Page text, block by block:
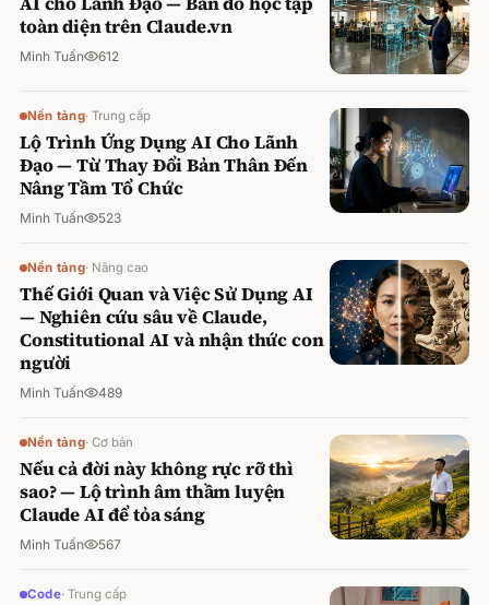
toàn diện trên Claude.vn
Minh Tuấn 612
Nền tảng· Trung cấp
Lộ Trình Ứng Dụng AI Cho Lãnh
Đạo — Từ Thay Đổi Bản Thân Đến
Nâng Tầm Tổ Chức
Minh Tuấn 523
Nền tảng· Nâng cao
Thế Giới Quan và Việc Sử Dụng AI
— Nghiên cứu sâu về Claude,
Constitutional AI và nhận thức con
người
Minh Tuấn 489
Nền tảng· Cơ bản
Nếu cả đời này không rực rỡ thì
sao? — Lộ trình âm thầm luyện
Claude AI để tỏa sáng
Minh Tuấn 567
Code· Trung cấp